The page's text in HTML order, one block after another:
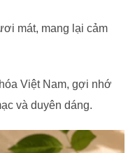
mát, mang lại cảm
Việt Nam, gợi nhớ
và duyên dáng.